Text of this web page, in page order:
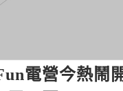
電營今熱鬧